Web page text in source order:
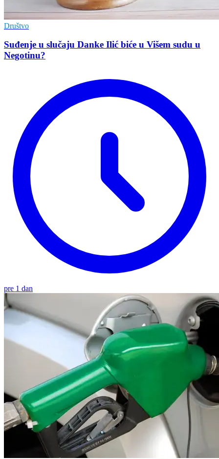
Društvo
Suđenje u slučaju Danke Ilić biće u Višem sudu u
Negotinu?
pre 1 dan